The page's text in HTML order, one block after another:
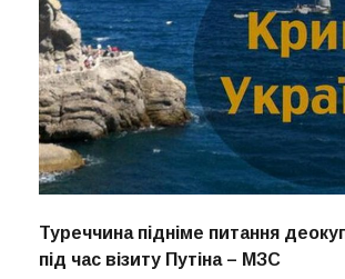
Туреччина підніме питання
під час візиту Путіна – МЗС